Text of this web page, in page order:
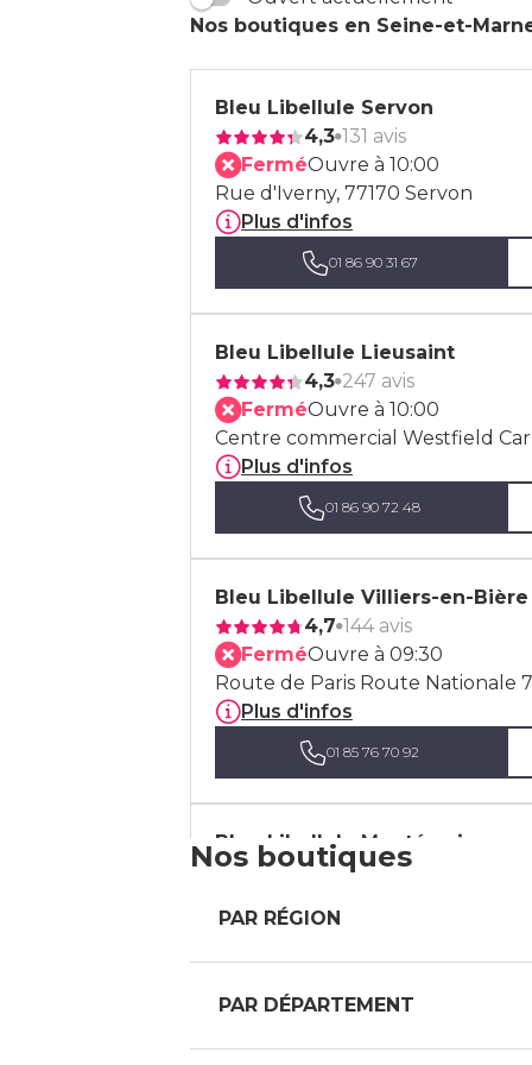
Nos boutiques en Seine-et-
Bleu Libellule Servon
4,3 131 avis
FerméOuvre à 10:00
Rue d'Iverny, 77170 Servon
Plus d'infos
01 86 90 31 67
Bleu Libellule Lieusaint
4,3 247 avis
FerméOuvre à 10:00
Centre commercial Westfield
Plus d'infos
01 86 90 72 48
Bleu Libellule Villiers-en-Bière
4,7 144 avis
FerméOuvre à 09:30
Route de Paris Route Nationale
Plus d'infos
01 85 76 70 92
Bleu Libellule Montévrain
4,5 153 avis
Rue du Clos Rose, 77144
01 64 44 13 31
Nos boutiques
PAR RÉGION
PAR DÉPARTEMENT